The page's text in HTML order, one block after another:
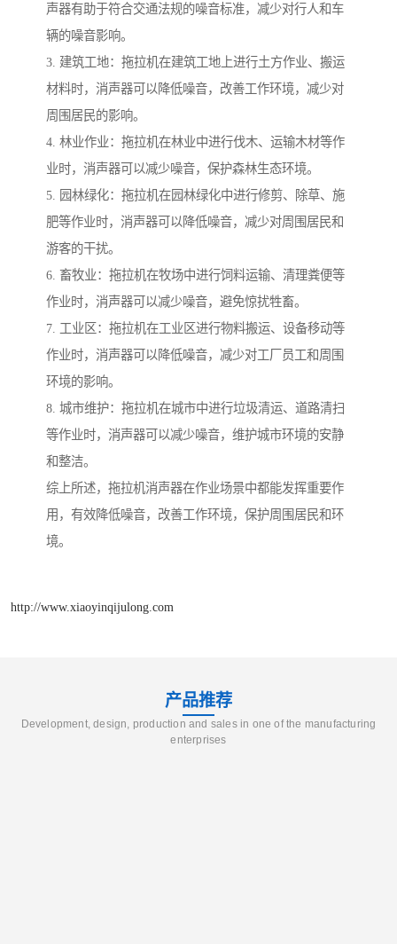
声器有助于符合交通法规的噪音标准，减少对行人和车
辆的噪音影响。
3. 建筑工地：拖拉机在建筑工地上进行土方作业、搬运
材料时，消声器可以降低噪音，改善工作环境，减少对
周围居民的影响。
4. 林业作业：拖拉机在林业中进行伐木、运输木材等作
业时，消声器可以减少噪音，保护森林生态环境。
5. 园林绿化：拖拉机在园林绿化中进行修剪、除草、施
肥等作业时，消声器可以降低噪音，减少对周围居民和
游客的干扰。
6. 畜牧业：拖拉机在牧场中进行饲料运输、清理粪便等
作业时，消声器可以减少噪音，避免惊扰牲畜。
7. 工业区：拖拉机在工业区进行物料搬运、设备移动等
作业时，消声器可以降低噪音，减少对工厂员工和周围
环境的影响。
8. 城市维护：拖拉机在城市中进行垃圾清运、道路清扫
等作业时，消声器可以减少噪音，维护城市环境的安静
和整洁。
综上所述，拖拉机消声器在作业场景中都能发挥重要作
用，有效降低噪音，改善工作环境，保护周围居民和环
境。
http://www.xiaoyinqijulong.com
产品推荐
Development, design, production and sales in one of the manufacturing
enterprises